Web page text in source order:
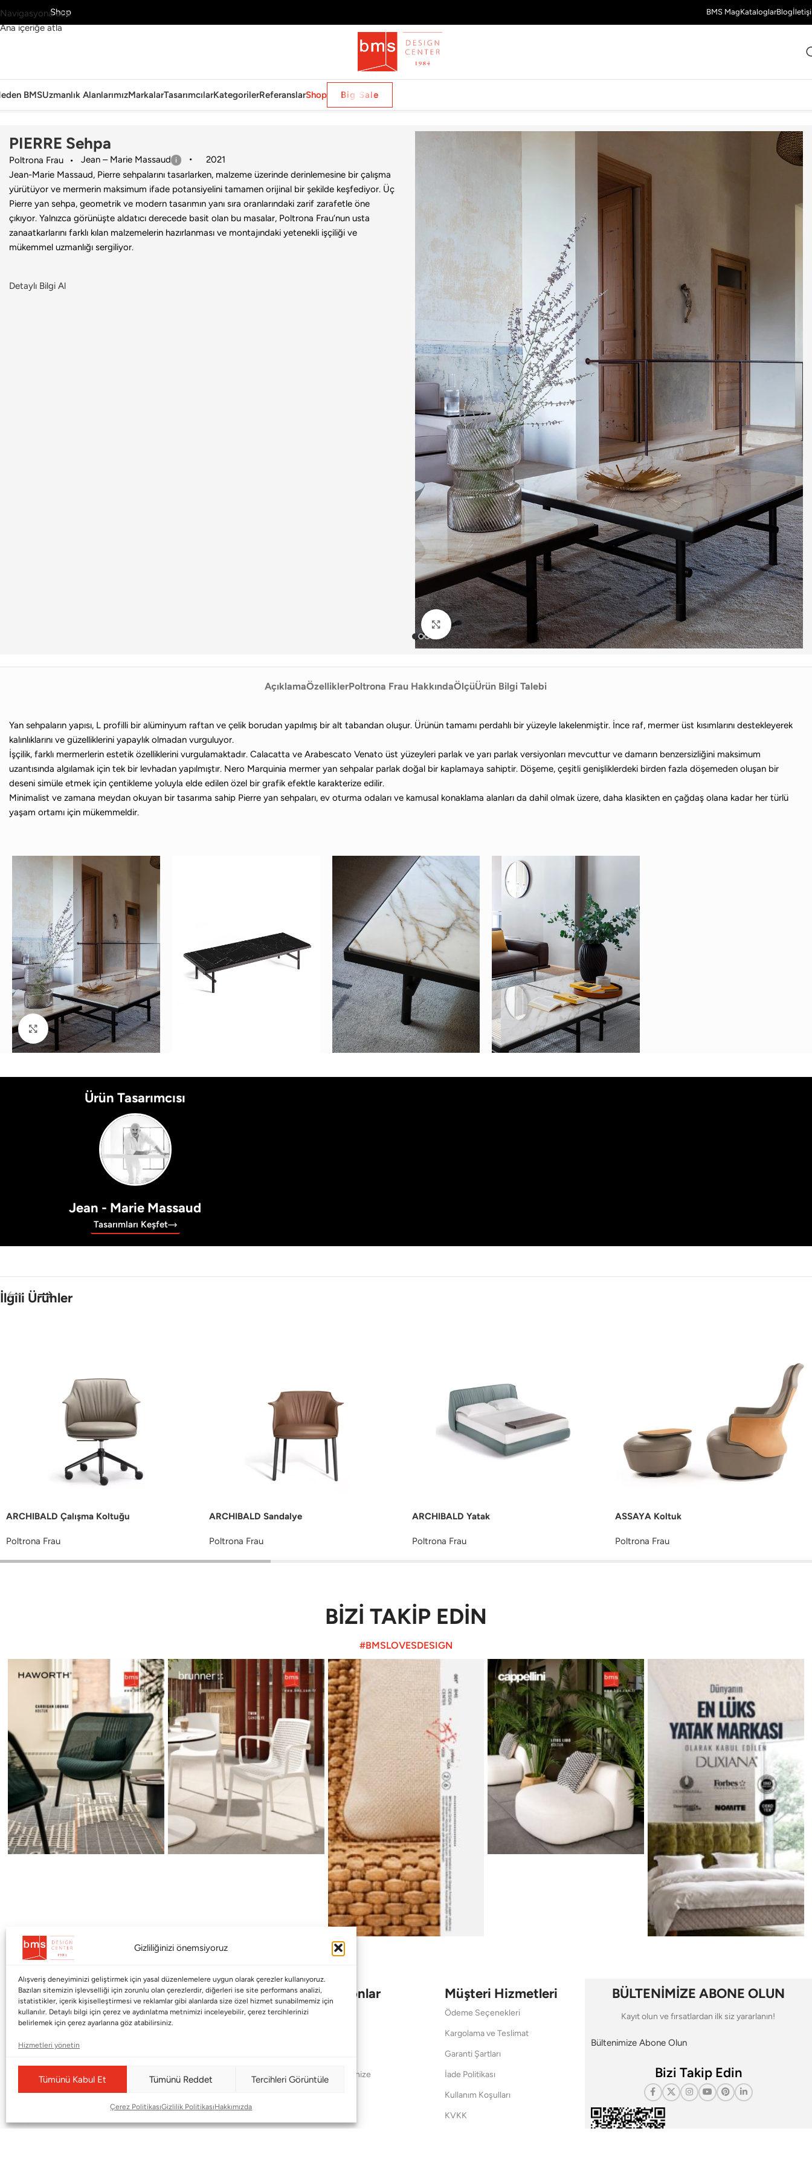
Gizliliğinizi önemsiyoruz
Alışveriş deneyiminizi geliştirmek için yasal düzenlemelere uygun olarak çerezler kullanıyoruz.
Bazıları sitemizin işlevselliği için zorunlu olan çerezlerdir, diğerleri ise site performans analizi,
istatistikler, içerik kişiselleştirmesi ve reklamlar gibi alanlarda size özel hizmet sunabilmemiz için
kullanılır. Detaylı bilgi için çerez ve aydınlatma metnimizi inceleyebilir, çerez tercihlerinizi
belirlemek için çerez ayarlarına göz atabilirsiniz.
Hizmetleri yönetin
Tümünü Kabul Et Tümünü Reddet Tercihleri Görüntüle
Çerez PolitikasıGizlilik PolitikasıHakkımızda
Navigasyona atla
Ana içeriğe atla
KeşfetShop BMS MagKataloglarBlog
BMSUzmanlık AlanlarımızMarkalarTasarımcılarKategorilerReferanslarShop Big Sale
Ana Sayfa›Ev›Sehpa›Poltrona Frau›PIERRE Sehpa
PIERRE Sehpa
Poltrona Frau Jean – Marie Massaud
2021
Jean-Marie Massaud, Pierre sehpalarını tasarlarken, malzeme üzerinde derinlemesine bir çalışma
yürütüyor ve mermerin maksimum ifade potansiyelini tamamen orijinal bir şekilde keşfediyor. Üç
Pierre yan sehpa, geometrik ve modern tasarımın yanı sıra oranlarındaki zarif zarafetle öne
çıkıyor. Yalnızca görünüşte aldatıcı derecede basit olan bu masalar, Poltrona Frau’nun usta
zanaatkarlarını farklı kılan malzemelerin hazırlanması ve montajındaki yetenekli işçiliği ve
mükemmel uzmanlığı sergiliyor.
Detaylı Bilgi Al
Büyütmek için tıklayın
AçıklamaÖzelliklerPoltrona Frau HakkındaÖlçüÜrün Bilgi Talebi
Yan sehpaların yapısı, L profilli bir alüminyum raftan ve çelik borudan yapılmış bir alt tabandan oluşur. Ürünün tamamı perdahlı bir yüzeyle lakelenmiştir. İnce raf, mermer üst kısımlarını destekleyerek
kalınlıklarını ve güzelliklerini yapaylık olmadan vurguluyor.
İşçilik, farklı mermerlerin estetik özelliklerini vurgulamaktadır. Calacatta ve Arabescato Venato üst yüzeyleri parlak ve yarı parlak versiyonları mevcuttur ve damarın benzersizliğini maksimum
uzantısında algılamak için tek bir levhadan yapılmıştır. Nero Marquinia mermer yan sehpalar parlak doğal bir kaplamaya sahiptir. Döşeme, çeşitli genişliklerdeki birden fazla döşemeden oluşan bir
deseni simüle etmek için çentikleme yoluyla elde edilen özel bir grafik efektle karakterize edilir.
Minimalist ve zamana meydan okuyan bir tasarıma sahip Pierre yan sehpaları, ev oturma odaları ve kamusal konaklama alanları da dahil olmak üzere, daha klasikten en çağdaş olana kadar her türlü
yaşam ortamı için mükemmeldir.
Büyütmek için tıklayın
Ürün Tasarımcısı
Jean - Marie Massaud
Tasarımları Keşfet
İlgili Ürünler
ARCHIBALD Çalışma Koltuğu
Poltrona Frau
ARCHIBALD Sandalye
Poltrona Frau
ARCHIBALD Yatak
Poltrona Frau
ASSAYA Koltuk
Poltrona Frau
BİZİ TAKİP EDİN
#BMSLOVESDESIGN
Kurumsal
Shop
Blog
Markalar
Haworth
Baccarat
Koleksiyonlar
Babalar Günü
Saraylardan Evinize
Müşteri Hizmetleri
Ödeme Seçenekleri
Kargolama ve Teslimat
Garanti Şartları
İade Politikası
Kullanım Koşulları
KVKK
BÜLTENİMİZE ABONE OLUN
Kayıt olun ve fırsatlardan ilk siz yararlanın!
Bültenimize Abone Olun
Bizi Takip Edin